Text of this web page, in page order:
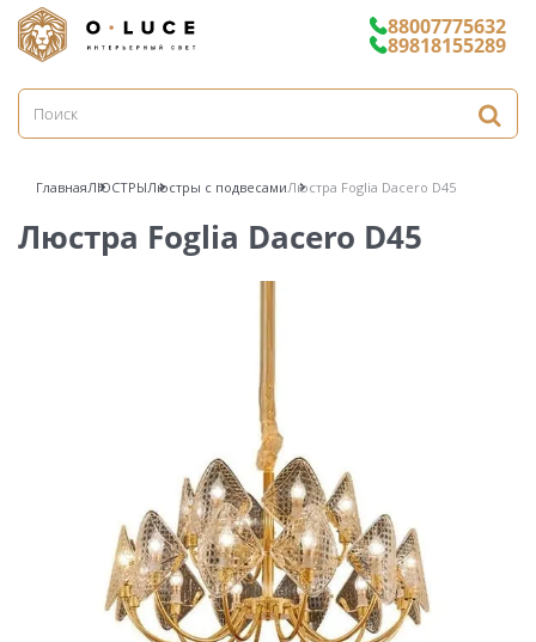
88007775632
89818155289
ГлавнаяЛЮСТРЫЛюстры с подвесамиЛюстра Foglia Dacero D45
Люстра Foglia Dacero D45